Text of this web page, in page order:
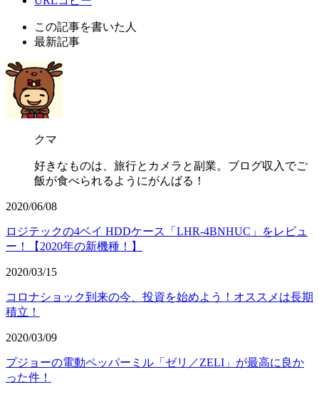
この記事を書いた人
最新記事
クマ
好きなものは、旅行とカメラと副業。ブログ収入でご
飯が食べられるようにがんばる！
2020/06/08
ロジテックの4ベイ HDDケース「LHR-4BNHUC」をレビュ
ー！【2020年の新機種！】
2020/03/15
コロナショック到来の今、投資を始めよう！オススメは長期
積立！
2020/03/09
プジョーの電動ペッパーミル「ゼリ／ZELI」が最高に良か
った件！